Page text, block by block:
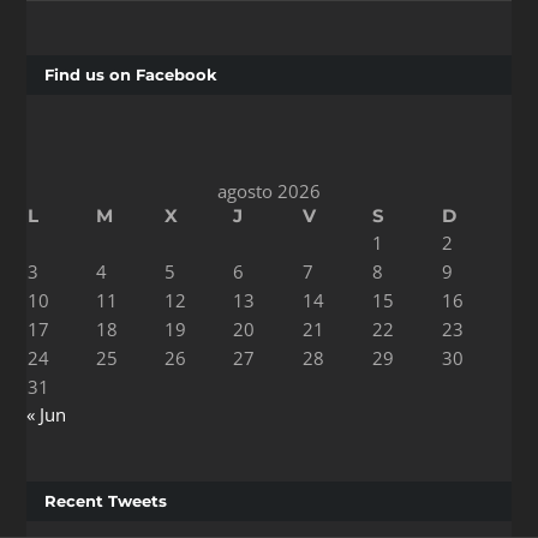
Find us on Facebook
agosto 2026
L M X J V S D
1
2
3
4 5 6 7 8
9
10
11 12 13 14 15
16
17
18 19 20 21 22
23
24
25 26 27 28 29
30
31
« Jun
Recent Tweets